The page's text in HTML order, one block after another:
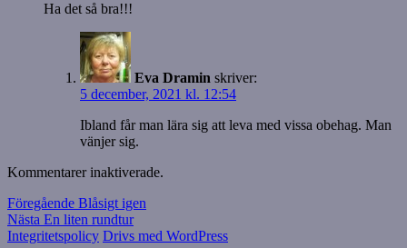
Ha det så bra!!!
Eva Dramin skriver:
5 december, 2021 kl. 12:54
Ibland får man lära sig att leva med vissa obehag. Man
vänjer sig.
Kommentarer inaktiverade.
Inläggsnavigering
Föregående Föregående
inlägg:
Blåsigt igen
Nästa Nästa
inlägg:
En liten rundtur
Integritetspolicy Drivs med WordPress